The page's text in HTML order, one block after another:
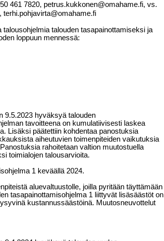
461 7820, petrus.kukkonen@omahame.fi, vs.
terhi.pohjavirta@omahame.fi
talouden tasapainottamiseksi ja
loppuun mennessä:
9.5.2023 hyväksyä talouden
tavoitteena on kumulatiivisesti laskea
Lisäksi päätettiin kohdentaa panostuksia
aiheutuvien toimenpiteiden vaikutuksia
rahoitetaan valtion muutostuella
toimialojen talousarvioita.
1 keväällä 2024.
aluevaltuustolle, joilla pyritään täyttämään
tasapainottamisohjelma 1 liittyvät lisäsäästöt on
kustannussäästöinä. Muutosneuvottelut